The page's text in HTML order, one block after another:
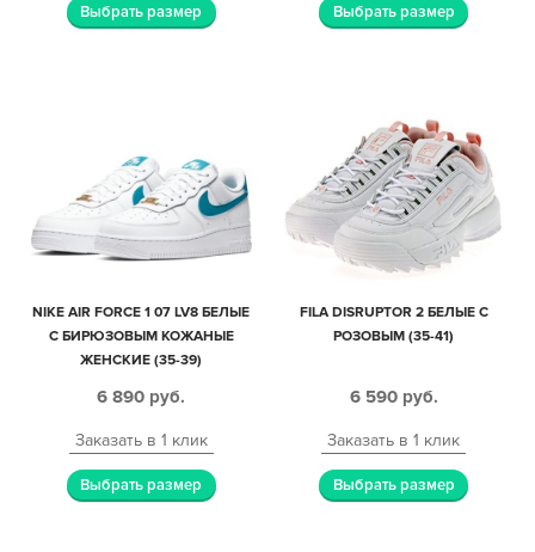
Выбрать размер Выбрать размер
NIKE AIR FORCE 1 07 LV8 БЕЛЫЕ
С БИРЮЗОВЫМ КОЖАНЫЕ
ЖЕНСКИЕ (35-39)
6 890 руб.
Заказать в 1 клик
Выбрать размер
FILA DISRUPTOR 2 БЕЛЫЕ С
РОЗОВЫМ (35-41)
6 590 руб.
Заказать в 1 клик
Выбрать размер